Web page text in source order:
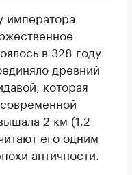
императора
в 328 году
древний
которая
2 км (1,2
его одним
античности.